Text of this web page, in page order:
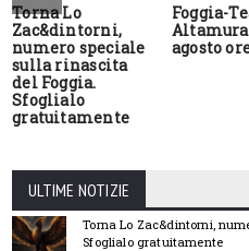
Torna Lo
Zac&dintorni,
numero speciale
sulla rinascita
del Foggia.
Sfoglialo
gratuitamente
Foggia-
agosto
ULTIME NOTIZIE
Torna Lo Zac&dintorni,
Sfoglialo gratuitamente